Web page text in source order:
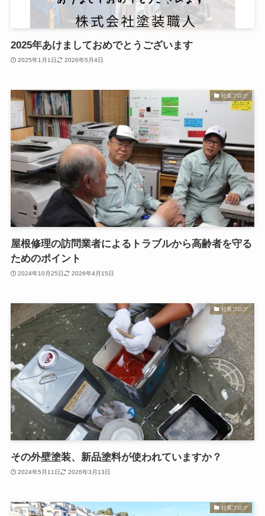
2025年あけましておめでとうございます
2025年1月1日 2026年5月4日
社長ブログ
屋根修理の訪問業者によるトラブルから高齢者を守る
ためのポイント
2024年10月25日 2026年4月15日
社長ブログ
その外壁塗装、新品塗料が使われていますか？
2024年5月11日 2026年3月13日
社長ブログ